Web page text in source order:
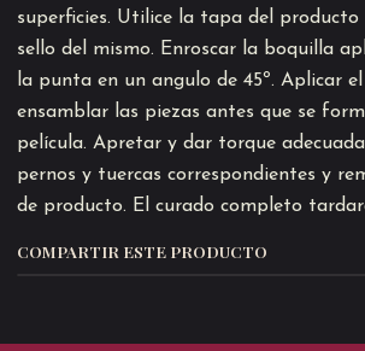
superficies. Utilice la tapa del
sello del mismo. Enroscar la boquilla
la punta en un angulo de 45º. Aplicar
ensamblar las piezas antes que se
película. Apretar y dar torque
pernos y tuercas correspondientes y
de producto. El curado completo
COMPARTIR ESTE PRODUCTO